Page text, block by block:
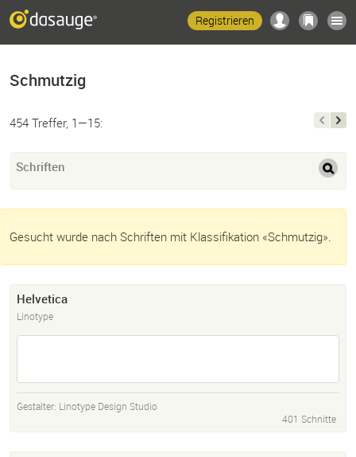
Registrieren
Schmutzig
454 Treffer, 1—15:
Schriften
Gesucht wurde nach Schriften mit Klassifikation «Schmutzig».
Helvetica
Linotype
Gestalter: Linotype Design Studio
401 Schnitte